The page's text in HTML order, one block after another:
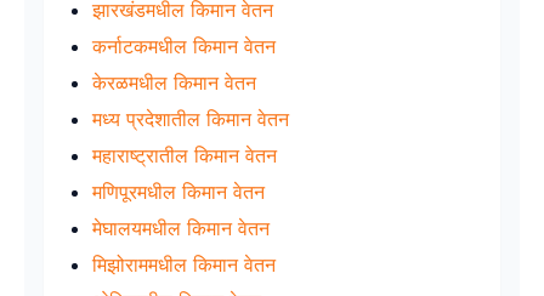
झारखंडमधील किमान वेतन
कर्नाटकमधील किमान वेतन
केरळमधील किमान वेतन
मध्य प्रदेशातील किमान वेतन
महाराष्ट्रातील किमान वेतन
मणिपूरमधील किमान वेतन
मेघालयमधील किमान वेतन
मिझोराममधील किमान वेतन